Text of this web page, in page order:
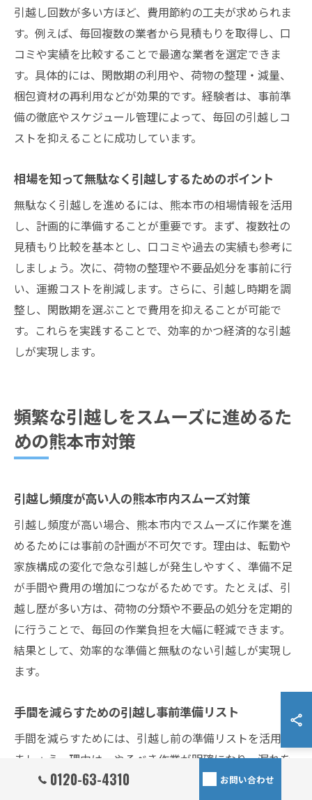
引越し回数が多い方ほど、費用節約の工夫が求められま
す。例えば、毎回複数の業者から見積もりを取得し、口
コミや実績を比較することで最適な業者を選定できま
す。具体的には、閑散期の利用や、荷物の整理・減量、
梱包資材の再利用などが効果的です。経験者は、事前準
備の徹底やスケジュール管理によって、毎回の引越しコ
ストを抑えることに成功しています。
相場を知って無駄なく引越しするためのポイント
無駄なく引越しを進めるには、熊本市の相場情報を活用
し、計画的に準備することが重要です。まず、複数社の
見積もり比較を基本とし、口コミや過去の実績も参考に
しましょう。次に、荷物の整理や不要品処分を事前に行
い、運搬コストを削減します。さらに、引越し時期を調
整し、閑散期を選ぶことで費用を抑えることが可能で
す。これらを実践することで、効率的かつ経済的な引越
しが実現します。
頻繁な引越しをスムーズに進めるた
めの熊本市対策
引越し頻度が高い人の熊本市内スムーズ対策
引越し頻度が高い場合、熊本市内でスムーズに作業を進
めるためには事前の計画が不可欠です。理由は、転勤や
家族構成の変化で急な引越しが発生しやすく、準備不足
が手間や費用の増加につながるためです。たとえば、引
越し歴が多い方は、荷物の分類や不要品の処分を定期的
に行うことで、毎回の作業負担を大幅に軽減できます。
結果として、効率的な準備と無駄のない引越しが実現し
ます。
手間を減らすための引越し事前準備リスト
手間を減らすためには、引越し前の準備リストを活用し
ましょう。理由は、やるべき作業が明確になり、漏れを
防げるからです。具体的には、①不要品の選別と処分、
0120-63-4310 お問い合わせ